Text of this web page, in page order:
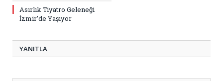
Asırlık Tiyatro Geleneği
İzmir’de Yaşıyor
YANITLA